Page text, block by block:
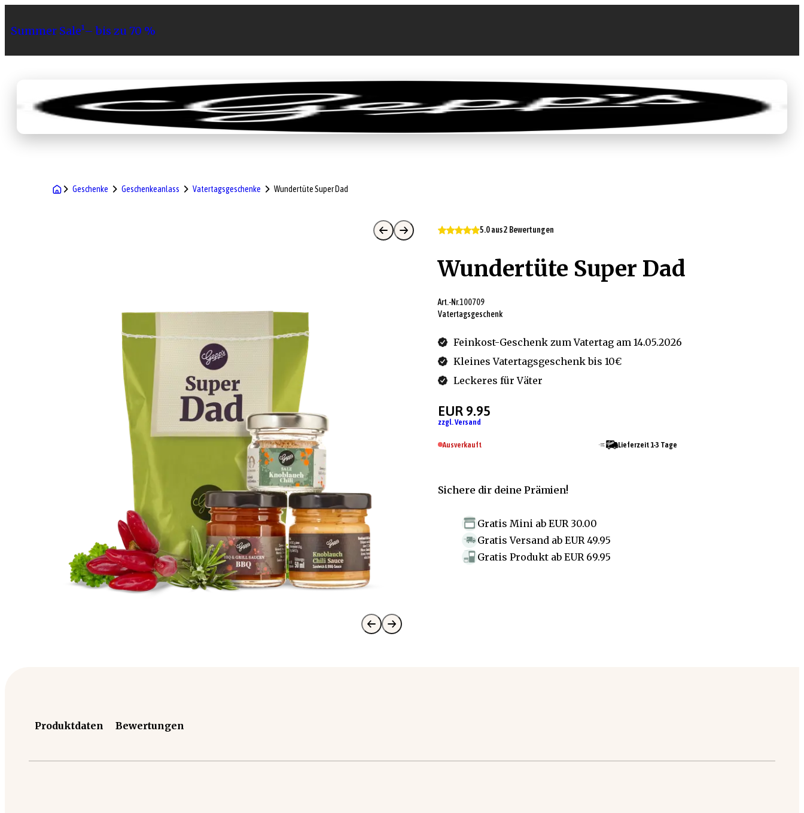
Summer Sale¹– bis zu 70 %
Sortiment Geschenke GrillenFeinkost-Abo Firmenkunden Sale EUR 0.00
Geschenke Geschenkeanlass Vatertagsgeschenke Wundertüte Super Dad
5.0 aus 2 Bewertungen
Wundertüte Super Dad
Art.-Nr.100709
Vatertagsgeschenk
Feinkost-Geschenk zum Vatertag am 14.05.2026
Kleines Vatertagsgeschenk bis 10€
Leckeres für Väter
EUR 9.95
zzgl. Versand
Ausverkauft Lieferzeit 1-3 Tage
Sichere dir deine Prämien!
Gratis Mini ab EUR 30.00
Gratis Versand ab EUR 49.95
Gratis Produkt ab EUR 69.95
Produktdaten Bewertungen